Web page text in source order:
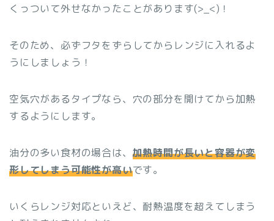
くっついて外せなかったことがあります(>_<)！
そのため、必ずフタをずらしてからレンジに入れるよ
うにしましょう！
空気穴があるタイプなら、穴の部分を開けてから加熱
するようにします。
油分の多い食材の場合は、加熱時間が長いと容器が変
形してしまう可能性が高いです。
いくらレンジ対応といえど、耐熱温度を超えてしまう